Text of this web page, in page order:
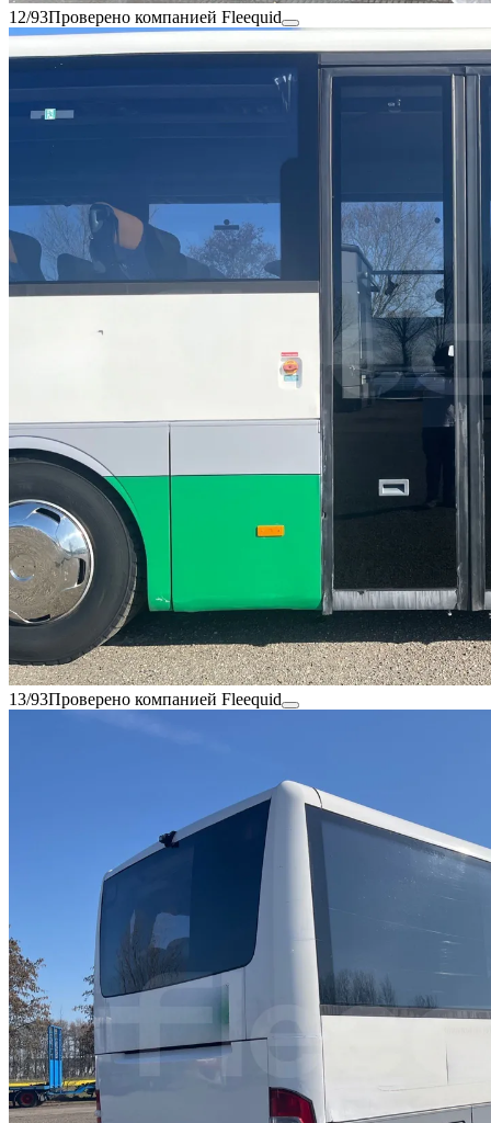
12/93Проверено компанией Fleequid
13/93Проверено компанией Fleequid